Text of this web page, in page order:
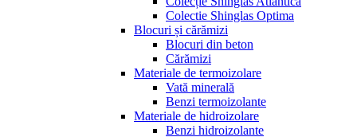
Colectie Shinglas Optima
Blocuri și cărămizi
Blocuri din beton
Cărămizi
Materiale de termoizolare
Vată minerală
Benzi termoizolante
Materiale de hidroizolare
Benzi hidroizolante